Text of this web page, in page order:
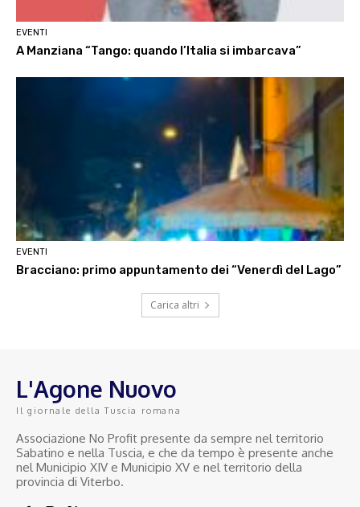
EVENTI
A Manziana “Tango: quando l’Italia si imbarcava”
EVENTI
Bracciano: primo appuntamento dei “Venerdì del Lago”
Carica altri
L'Agone Nuovo
Il giornale della Tuscia romana
Associazione No Profit presente da sempre nel territorio
Sabatino e nella Tuscia, e che da tempo è presente anche
nel Municipio XIV e Municipio XV e nel territorio della
provincia di Viterbo.